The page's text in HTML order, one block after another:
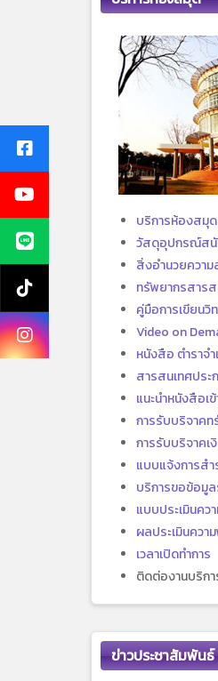
บริการห้องสมุด
วัสดุอุปกรณ์สนั
สิ่งอำนวยความ
ทรัพยากรสาร
คู่มือการเขียน
Video on
หนังสือ ตำราจ
สารสนเทศประ
แนะนำหนังสือเ
การรับบริจาค
การรับบริจาคเ
แบบแจ้งการส
บริการขอข้อมูล
แบบประเมินค
ผลประเมินคว
เวลาเปิดทำการ
ติดต่องานบริก
ข่าวประชาสัมพันธ์